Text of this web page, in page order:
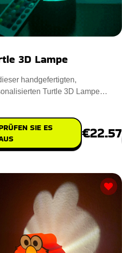
3D Lampe
handgefertigten,
Turtle 3D Lampe
SIE ES
€22.57